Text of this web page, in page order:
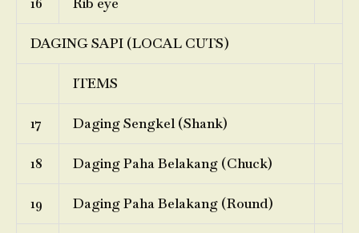
DAGING SAPI (LOCAL CUTS)
ITEMS
17 Daging Sengkel (Shank)
18 Daging Paha Belakang (Chuck)
19 Daging Paha Belakang (Round)